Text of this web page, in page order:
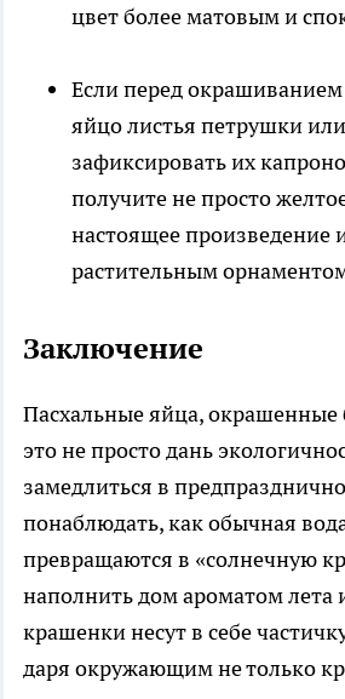
цвет более матовым и
Если перед
яйцо листья петрушки
зафиксировать их
получите не просто
настоящее произведение
растительным
Заключение
Пасхальные яйца,
это не просто дань
замедлиться в
понаблюдать, как обычная
превращаются в «солнечную
наполнить дом ароматом лета
крашенки несут в себе
даря окружающим не только